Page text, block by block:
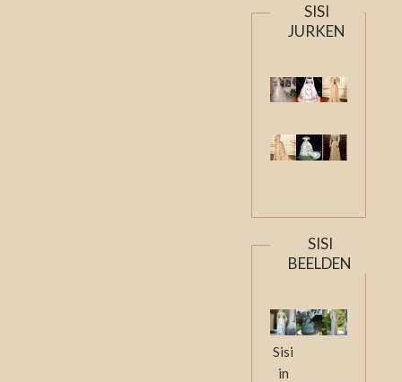
SISI
JURKEN
SISI
BEELDEN
Sisi
in